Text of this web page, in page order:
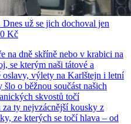
už se jich dochoval jen
Kč
na dně skříně nebo v krabici na
se kterým naši tátové a
výlety na Karlštejn i letní
o běžnou součást našich
skvostů točí
za ty nejvzácnější kousky z
ze kterých se točí hlava – od